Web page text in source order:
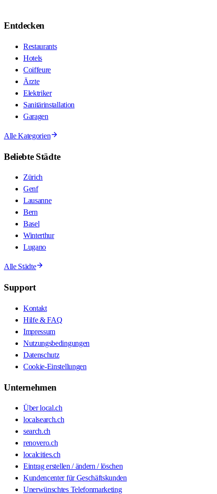
Entdecken
Restaurants
Hotels
Coiffeure
Ärzte
Elektriker
Sanitärinstallation
Garagen
Alle Kategorien
Beliebte Städte
Zürich
Genf
Lausanne
Bern
Basel
Winterthur
Lugano
Alle Städte
Support
Kontakt
Hilfe & FAQ
Impressum
Nutzungsbedingungen
Datenschutz
Cookie-Einstellungen
Unternehmen
Über local.ch
localsearch.ch
search.ch
renovero.ch
localcities.ch
Eintrag erstellen / ändern / löschen
Kundencenter für Geschäftskunden
Unerwünschtes Telefonmarketing